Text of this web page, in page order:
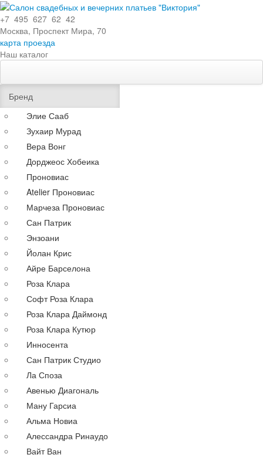
+7 495 627 62 42
Москва, Проспект Мира, 70
карта проезда
Наш каталог
Эксклюзивные
Кружевные
С поясом
С длинными рукавами
Со шлейфом
По силуэту
Прямые
Пышные
Короткие
А-силуэт
Греческие
Русалка
По году
По цене
Недорогие
Дорогие
Распродажа
до 30000 руб.
до 40000 руб.
до 60000 руб.
до 80000 руб.
до 100000 руб.
Вечерние платья
Бренд
Элие Сааб
Зухаир Мурад
Вера Вонг
Дорджеос Хобеика
Проновиас
Atelier Проновиас
Марчеза Проновиас
Сан Патрик
Энзоани
Йолан Крис
Айре Барселона
Роза Клара
Софт Роза Клара
Роза Клара Даймонд
Роза Клара Кутюр
Инносента
Сан Патрик Студио
Ла Споза
Авенью Диагональ
Ману Гарсиа
Альма Новиа
Алессандра Ринаудо
Вайт Ван